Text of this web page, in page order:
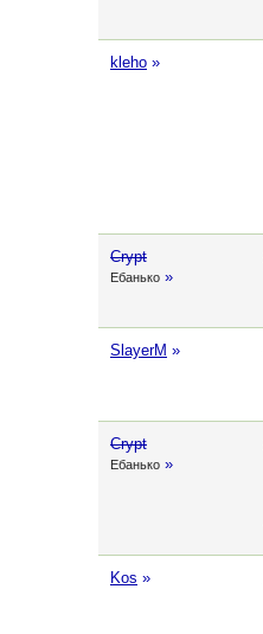
kleho »
Crypt
Ебанько »
SlayerM »
Crypt
Ебанько »
Kos »